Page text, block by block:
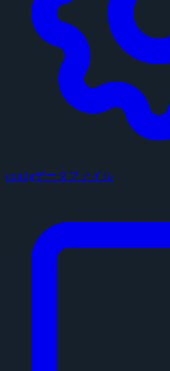
configデータファイル